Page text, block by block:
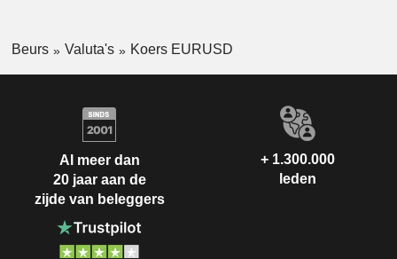
Beurs Valuta's Koers EURUSD
Al meer dan
20 jaar aan de
zijde van beleggers
+ 1.300.000
leden